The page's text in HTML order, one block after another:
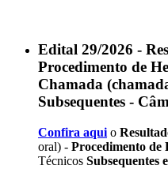
Edital 29/2026 -
Procedimento de
Chamada
Subsequentes -
Confira aqui o
oral) - Procedimento de
Técnicos Subsequentes